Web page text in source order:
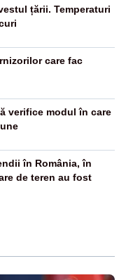
țării. Temperaturi
care fac
verifice modul în care
în România, în
de teren au fost